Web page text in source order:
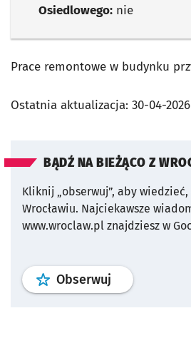
Osiedlowego: nie
Prace remontowe w budynku
Ostatnia aktualizacja: 30-04-2026
BĄDŹ NA BIEŻĄCO Z
Kliknij „obserwuj”, aby
Wrocławiu. Najciekawsze
www.wroclaw.pl znajdziesz w
Obserwuj profil